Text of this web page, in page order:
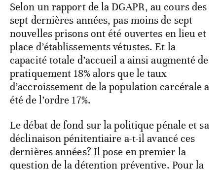
Selon un rapport de la DGAPR, au cours des
sept dernières années, pas moins de sept
nouvelles prisons ont été ouvertes en lieu et
place d’établissements vétustes. Et la
capacité totale d’accueil a ainsi augmenté de
pratiquement 18% alors que le taux
d’accroissement de la population carcérale a
été de l’ordre 17%.
Le débat de fond sur la politique pénale et sa
déclinaison pénitentiaire a-t-il avancé ces
dernières années? Il pose en premier la
question de la détention préventive. Pour la